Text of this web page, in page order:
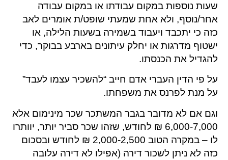
שעות נוספות במקום עבודתו או במקום עבודה
אחר/נוסף, ולא אחת שמעתי שופט/ת אומרים לאב
כזה כי יתכבד ויעבוד בשמירה בשעות הלילה, או
ישטוף מדרגות או יחלק עיתונים בארבע בבוקר, כדי
להגדיל את הכנסתו.
על פי הדין העברי אדם חייב “להשכיר עצמו לעבד”
על מנת לפרנס את משפחתו.
וגם אם לא מדובר בגבר המשתכר שכר מינימום אלא
6,000-7,000 ₪ לחודש, שזהו שכר סביר יותר, יוותרו
לו – במקרה הטוב 2,000-2,500 ₪ לחודש ובסכום
כזה לא ניתן לשכור דירה (אפילו לא דירה עלובה